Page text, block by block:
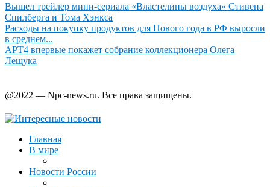
Вышел трейлер мини-сериала «Властелины воздуха» Стивена
Спилберга и Тома Хэнкса
Расходы на покупку продуктов для Нового года в РФ выросли
в среднем...
АРТ4 впервые покажет собрание коллекционера Олега
Лещука
@2022 — Npc-news.ru. Все права защищены.
Главная
В мире
Новости России